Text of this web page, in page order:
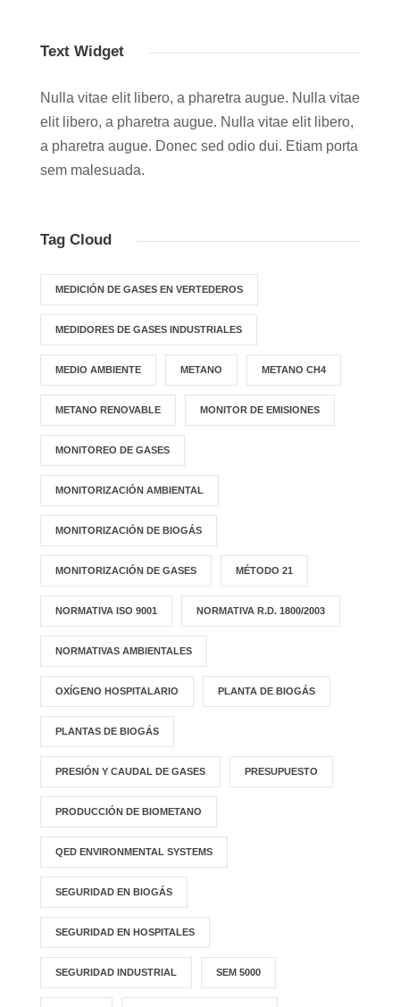
Text Widget
Nulla vitae elit libero, a pharetra augue. Nulla vitae
elit libero, a pharetra augue. Nulla vitae elit libero,
a pharetra augue. Donec sed odio dui. Etiam porta
sem malesuada.
Tag Cloud
MEDICIÓN DE GASES EN VERTEDEROS
MEDIDORES DE GASES INDUSTRIALES
MEDIO AMBIENTE METANO METANO CH4
METANO RENOVABLE MONITOR DE EMISIONES
MONITOREO DE GASES
MONITORIZACIÓN AMBIENTAL
MONITORIZACIÓN DE BIOGÁS
MONITORIZACIÓN DE GASES MÉTODO 21
NORMATIVA ISO 9001 NORMATIVA R.D. 1800/2003
NORMATIVAS AMBIENTALES
OXÍGENO HOSPITALARIO PLANTA DE BIOGÁS
PLANTAS DE BIOGÁS
PRESIÓN Y CAUDAL DE GASES PRESUPUESTO
PRODUCCIÓN DE BIOMETANO
QED ENVIRONMENTAL SYSTEMS
SEGURIDAD EN BIOGÁS
SEGURIDAD EN HOSPITALES
SEGURIDAD INDUSTRIAL SEM 5000